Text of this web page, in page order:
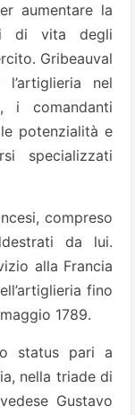
aumentare la
di vita degli
Gribeauval
nel
i comandanti
potenzialità e
specializzati
compreso
da lui.
alla Francia
fino
1789.
status pari a
nella triade di
Gustavo